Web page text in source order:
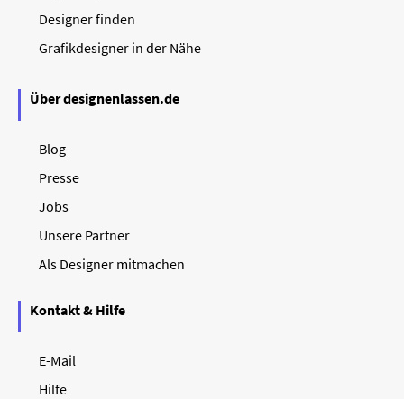
Designer finden
Grafikdesigner in der Nähe
Über designenlassen.de
Blog
Presse
Jobs
Unsere Partner
Als Designer mitmachen
Kontakt & Hilfe
E-Mail
Hilfe